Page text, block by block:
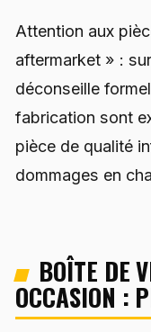
Attention aux
aftermarket » :
déconseille
fabrication sont
pièce de qualité
dommages en
BOÎTE DE
OCCASION :